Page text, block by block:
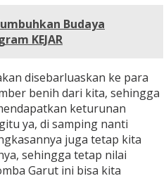
Budaya
KEJAR
disebarluaskan ke para
benih dari kita, sehingga
keturunan
ya, di samping nanti
juga tetap kita
sehingga tetap nilai
Garut ini bisa kita